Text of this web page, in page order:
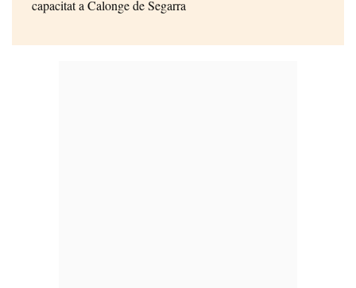
capacitat a Calonge de Segarra